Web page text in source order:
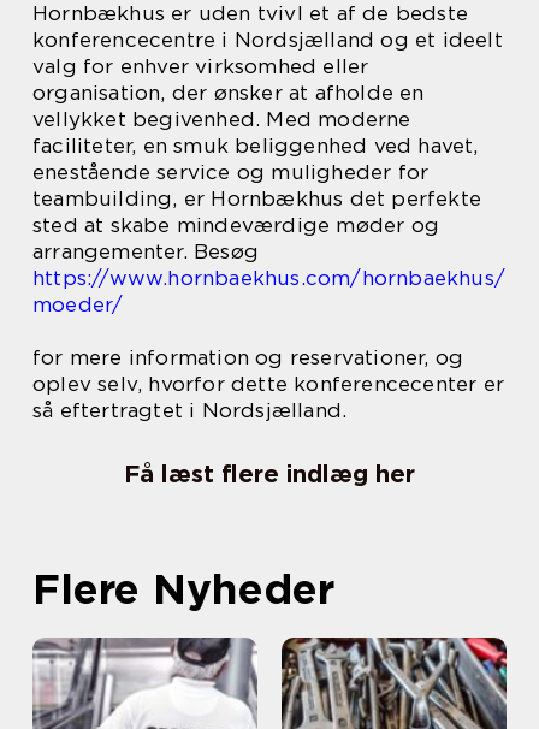
Hornbækhus er uden tvivl et af de bedste
konferencecentre i Nordsjælland og et ideelt
valg for enhver virksomhed eller
organisation, der ønsker at afholde en
vellykket begivenhed. Med moderne
faciliteter, en smuk beliggenhed ved havet,
enestående service og muligheder for
teambuilding, er Hornbækhus det perfekte
sted at skabe mindeværdige møder og
arrangementer. Besøg
https://www.hornbaekhus.com/hornbaekhus/
moeder/
for mere information og reservationer, og
oplev selv, hvorfor dette konferencecenter er
så eftertragtet i Nordsjælland.
Få læst flere indlæg her
Flere Nyheder